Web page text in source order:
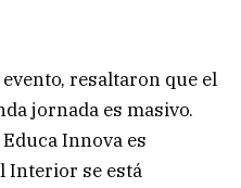
resaltaron que el
jornada es masivo.
Innova es
Interior se está